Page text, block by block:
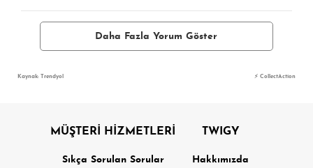
Daha Fazla Yorum Göster
Kaynak: Trendyol ⚡ CollectAction
MÜŞTERİ HİZMETLERİ
Sıkça Sorulan Sorular
TWIGY
Hakkımızda